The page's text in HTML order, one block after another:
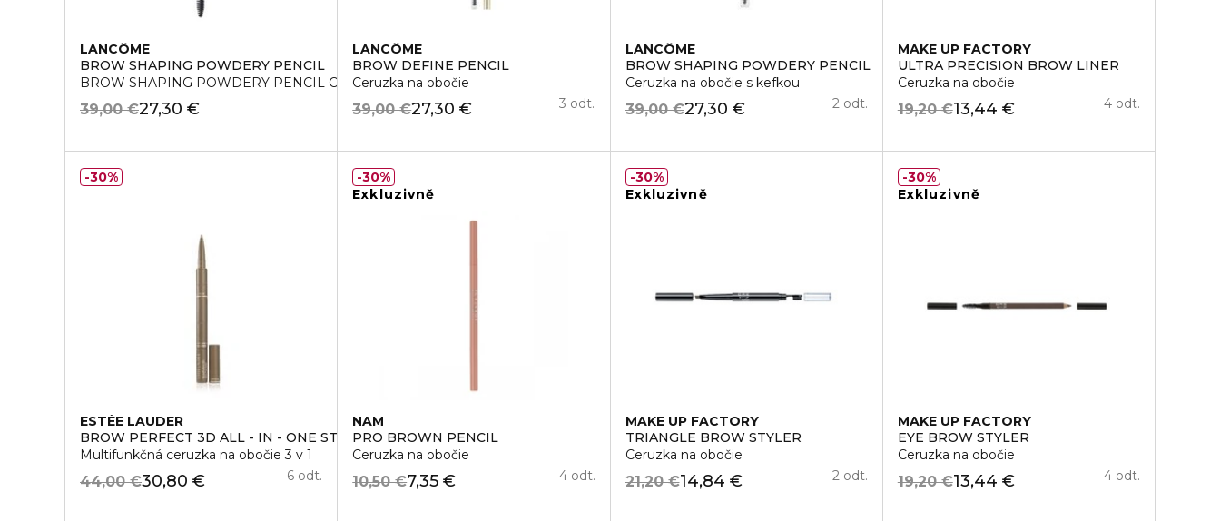
LANCÔME
BROW SHAPING POWDERY PENCIL
BROW SHAPING POWDERY PENCIL Ceruzka Na Obočie
27,30 €
39,00 €
LANCÔME
BROW DEFINE PENCIL
Ceruzka na obočie
27,30 €
39,00 € 3 odt.
LANCÔME
BROW SHAPING POWDERY PENCIL
Ceruzka na obočie s kefkou
27,30 €
39,00 € 2 odt.
MAKE UP FACTORY
ULTRA PRECISION BROW LINER
Ceruzka na obočie
13,44 €
19,20 € 4 odt.
ESTÉE LAUDER
BROW PERFECT 3D ALL - IN - ONE STYLER MULTI TASKER
Multifunkčná ceruzka na obočie 3 v 1
30,80 €
44,00 € 6 odt.
30%
Exkluzivně
NAM
PRO BROWN PENCIL
Ceruzka na obočie
7,35 €
10,50 € 4 odt.
30%
Exkluzivně
MAKE UP FACTORY
TRIANGLE BROW STYLER
Ceruzka na obočie
14,84 €
21,20 € 2 odt.
30%
Exkluzivně
MAKE UP FACTORY
EYE BROW STYLER
Ceruzka na obočie
13,44 €
19,20 € 4 odt.
30%